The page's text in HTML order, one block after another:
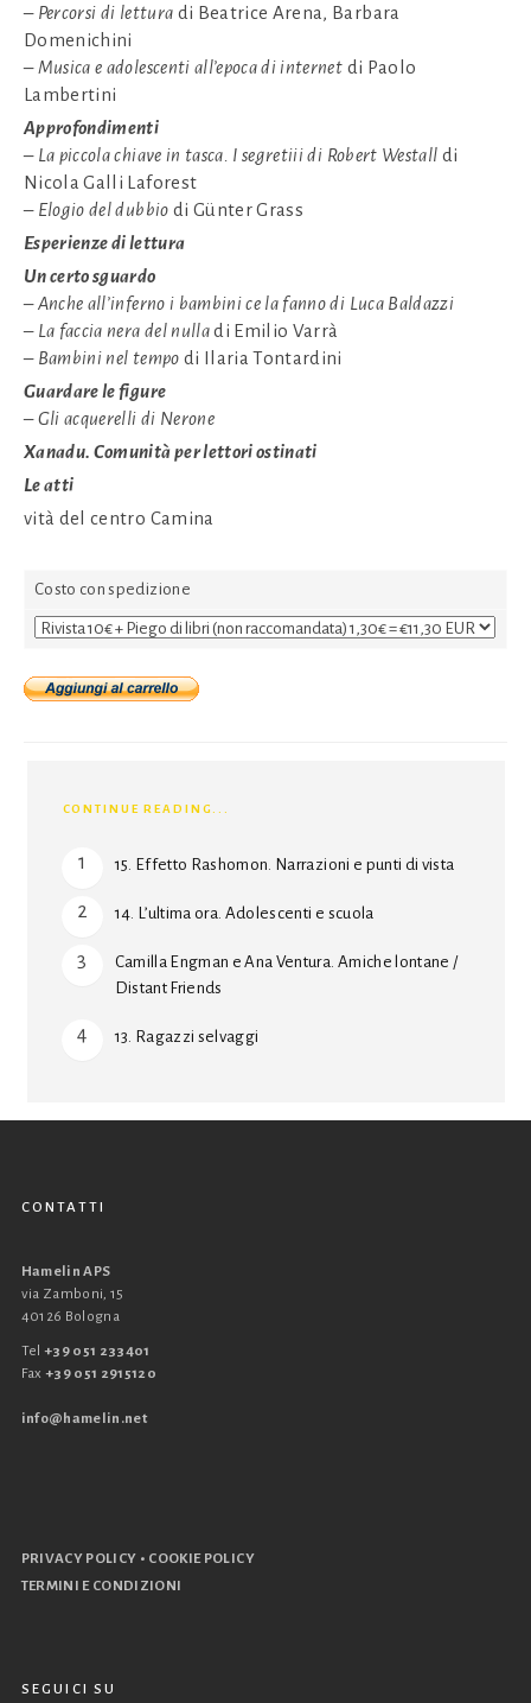
– Percorsi di lettura di Beatrice Arena, Barbara
Domenichini
– Musica e adolescenti all’epoca di internet di Paolo
Lambertini
Approfondimenti
– La piccola chiave in tasca. I segretiii di Robert Westall di
Nicola Galli Laforest
– Elogio del dubbio di Günter Grass
Esperienze di lettura
Un certo sguardo
– Anche all’inferno i bambini ce la fanno di Luca Baldazzi
– La faccia nera del nulladi Emilio Varrà
– Bambini nel tempo di Ilaria Tontardini
Guardare le figure
– Gli acquerelli di Nerone
Xanadu. Comunità per lettori ostinati
Le atti
vità del centro Camina
Costo con spedizione
CONTINUE READING...
15. Effetto Rashomon. Narrazioni e punti di vista
14. L’ultima ora. Adolescenti e scuola
Camilla Engman e Ana Ventura. Amiche lontane /
Distant Friends
13. Ragazzi selvaggi
CONTATTI
Hamelin APS
via Zamboni, 15
40126 Bologna
Tel +39 051 233401
Fax +39 051 2915120
info@hamelin.net
PRIVACY POLICY • COOKIE POLICY
TERMINI E CONDIZIONI
SEGUICI SU